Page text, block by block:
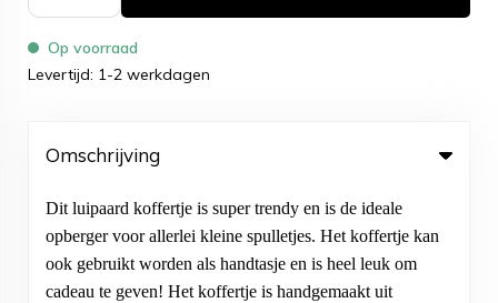
Op voorraad
Levertijd: 1-2 werkdagen
Omschrijving
Dit luipaard koffertje is super trendy en is de ideale
opberger voor allerlei kleine spulletjes. Het koffertje kan
ook gebruikt worden als handtasje en is heel leuk om
cadeau te geven! Het koffertje is handgemaakt uit